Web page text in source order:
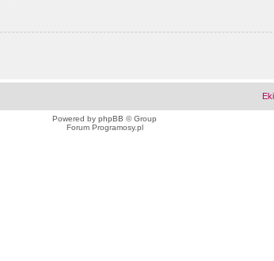
Powered by phpBB © Group
Forum Programosy.pl